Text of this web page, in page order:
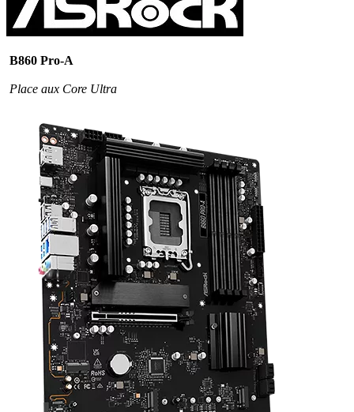
B860 Pro-A
Place aux Core Ultra